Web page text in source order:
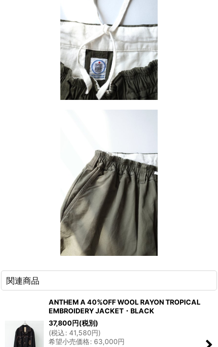
関連商品
ANTHEM A 40%OFF WOOL RAYON TROPICAL
EMBROIDERY JACKET・BLACK
37,800円(税別)
(税込: 41,580円)
希望小売価格: 63,000円